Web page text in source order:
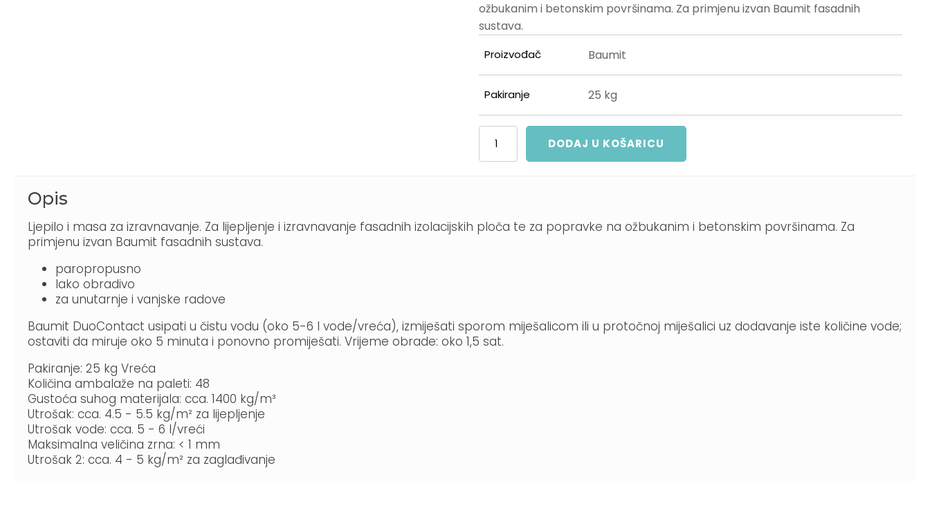
ožbukanim i betonskim površinama. Za primjenu izvan Baumit fasadnih
sustava.
Proizvođač Baumit
Pakiranje 25 kg
DuoContact
količina
DODAJ U KOŠARICU
Opis
Ljepilo i masa za izravnavanje. Za lijepljenje i izravnavanje fasadnih izolacijskih ploča te za popravke na ožbukanim i betonskim površinama. Za
primjenu izvan Baumit fasadnih sustava.
paropropusno
lako obradivo
za unutarnje i vanjske radove
Baumit DuoContact usipati u čistu vodu (oko 5-6 l vode/vreća), izmiješati sporom miješalicom ili u protočnoj miješalici uz dodavanje iste količine vode;
ostaviti da miruje oko 5 minuta i ponovno promiješati. Vrijeme obrade: oko 1,5 sat.
Pakiranje: 25 kg Vreća
Količina ambalaže na paleti: 48
Gustoća suhog materijala: cca. 1400 kg/m³
Utrošak: cca. 4.5 - 5.5 kg/m² za lijepljenje
Utrošak vode: cca. 5 - 6 l/vreći
Maksimalna veličina zrna: < 1 mm
Utrošak 2: cca. 4 - 5 kg/m² za zaglađivanje